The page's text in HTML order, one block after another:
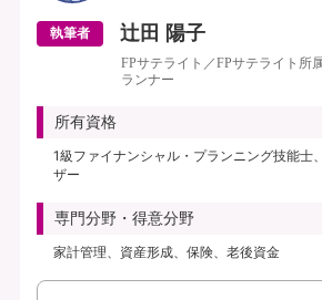
執筆者 辻田 陽子
FPサテライト／FPサテライト
ランナー
所有資格
1級ファイナンシャル・プランニング技能士
ザー
専門分野・得意分野
家計管理、資産形成、保険、老後資金